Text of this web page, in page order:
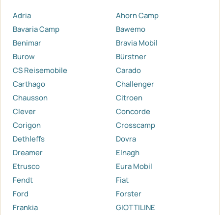
Adria
Ahorn Camp
Bavaria Camp
Bawemo
Benimar
Bravia Mobil
Burow
Bürstner
CS Reisemobile
Carado
Carthago
Challenger
Chausson
Citroen
Clever
Concorde
Corigon
Crosscamp
Dethleffs
Dovra
Dreamer
Elnagh
Etrusco
Eura Mobil
Fendt
Fiat
Ford
Forster
Frankia
GIOTTILINE